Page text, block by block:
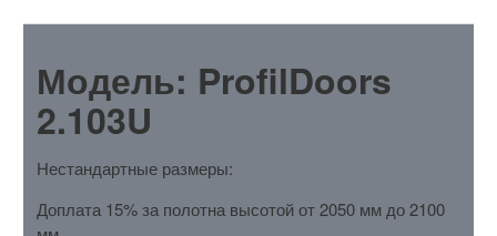
Модель: ProfilDoors
2.103U
Нестандартные размеры:
Доплата 15% за полотна высотой от 2050 мм до 2100